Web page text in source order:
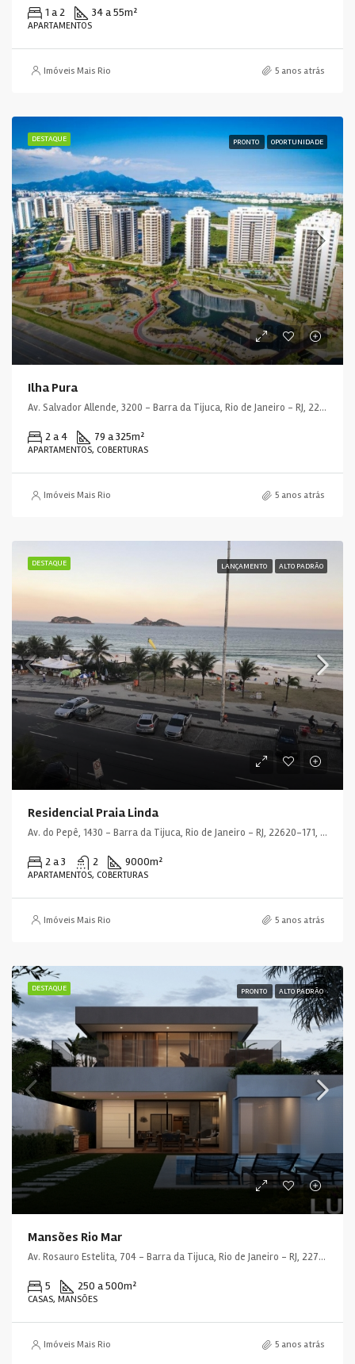
1 a 2 34 a 55m²
APARTAMENTOS
Imóveis Mais Rio 5 anos atrás
DESTAQUE PRONTO OPORTUNIDADE
Ilha Pura
Av. Salvador Allende, 3200 - Barra da Tijuca, Rio de Janeiro - RJ, 22783-127, Brasil
2 a 4 79 a 325m²
APARTAMENTOS, COBERTURAS
Imóveis Mais Rio 5 anos atrás
DESTAQUE LANÇAMENTO ALTO PADRÃO
Residencial Praia Linda
Av. do Pepê, 1430 - Barra da Tijuca, Rio de Janeiro - RJ, 22620-171, Brasil
2 a 3 2 9000m²
APARTAMENTOS, COBERTURAS
Imóveis Mais Rio 5 anos atrás
DESTAQUE PRONTO ALTO PADRÃO
Mansões Rio Mar
Av. Rosauro Estelita, 704 - Barra da Tijuca, Rio de Janeiro - RJ, 22793-319, Brasil
5 250 a 500m²
CASAS, MANSÕES
Imóveis Mais Rio 5 anos atrás